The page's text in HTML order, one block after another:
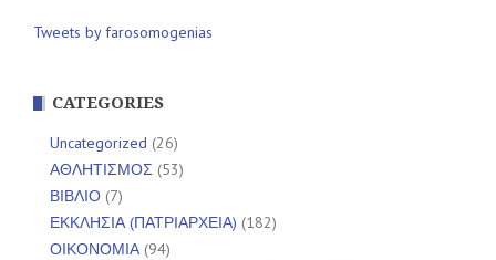
Tweets by farosomogenias
CATEGORIES
Uncategorized (26)
ΑΘΛΗΤΙΣΜΟΣ (53)
ΒΙΒΛΙΟ (7)
ΕΚΚΛΗΣΙΑ (ΠΑΤΡΙΑΡΧΕΙΑ) (182)
ΟΙΚΟΝΟΜΙΑ (94)